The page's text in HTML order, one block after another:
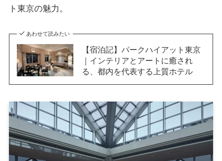
ト東京の魅力。
あわせて読みたい
【宿泊記】パークハイアット東京
｜インテリアとアートに癒され
る、都内を代表する上質ホテル